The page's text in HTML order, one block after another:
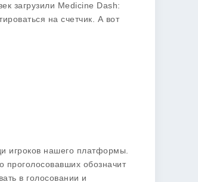
загрузили Medicine Dash:
на счетчик. А вот
игроков нашего платформы.
проголосовавших обозначит
в голосовании и